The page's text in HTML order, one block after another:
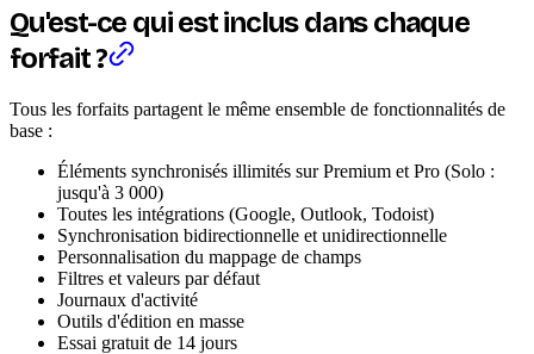
Qu'est-ce qui est inclus dans chaque
forfait ?
Tous les forfaits partagent le même ensemble de fonctionnalités de
base :
Éléments synchronisés illimités sur Premium et Pro (Solo :
jusqu'à 3 000)
Toutes les intégrations (Google, Outlook, Todoist)
Synchronisation bidirectionnelle et unidirectionnelle
Personnalisation du mappage de champs
Filtres et valeurs par défaut
Journaux d'activité
Outils d'édition en masse
Essai gratuit de 14 jours